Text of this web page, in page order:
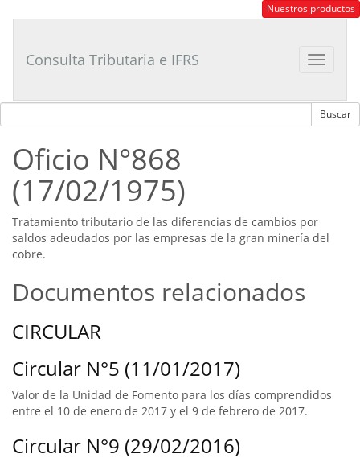
Tributario
Nuestros productos
Toggle
Consulta Tributaria e IFRS
Oficio N°868
(17/02/1975)
Tratamiento tributario de las diferencias de cambios por
saldos adeudados por las empresas de la gran minería del
cobre.
Documentos relacionados
CIRCULAR
Circular N°5 (11/01/2017)
Valor de la Unidad de Fomento para los días comprendidos
entre el 10 de enero de 2017 y el 9 de febrero de 2017.
Circular N°9 (29/02/2016)